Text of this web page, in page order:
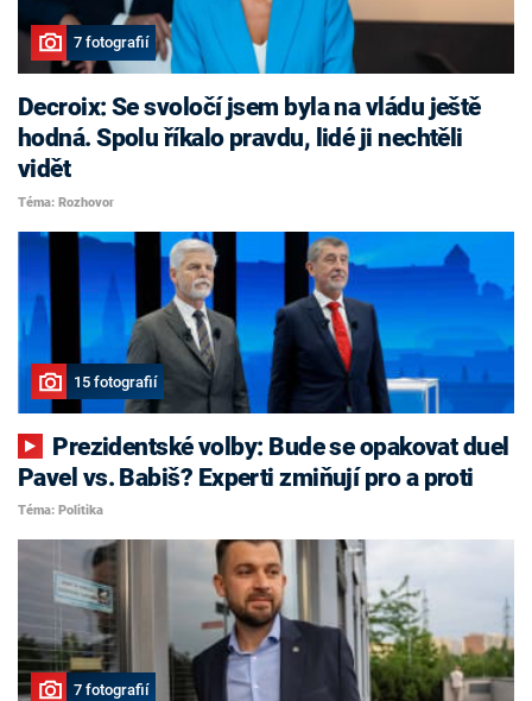
7 fotografií
Decroix: Se svoločí jsem byla na vládu ještě
hodná. Spolu říkalo pravdu, lidé ji nechtěli
vidět
Téma: Rozhovor
15 fotografií
Pavel vs. Babiš? Experti zmiňují pro a proti
Téma: Politika
7 fotografií